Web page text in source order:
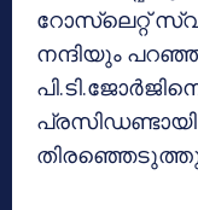
റോസ്ലെറ്റ്
നന്ദിയും